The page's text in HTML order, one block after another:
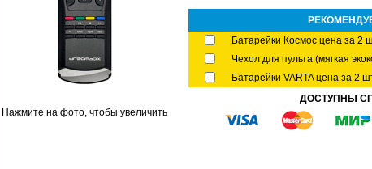
Нажмите на фото, чтобы увеличить
Батарейки Космос цена за 2
Чехол для пульта (мягкая
Батарейки VARTA цена за 2
ДОСТУПНЫ